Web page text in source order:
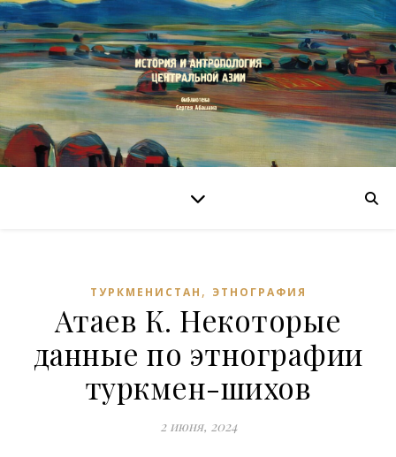
ТУРКМЕНИСТАН , ЭТНОГРАФИЯ
Атаев К. Некоторые
данные по этнографии
туркмен-шихов
2 июня, 2024